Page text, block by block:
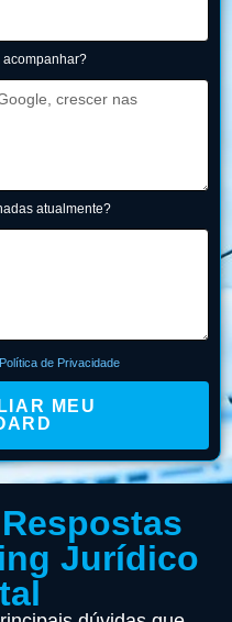
acompanhar?
atualmente?
Política de Privacidade
MEU
Jurídico